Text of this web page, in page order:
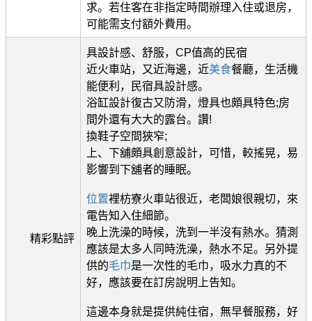
求。若住客在非指定時間辦理入住或退房，
可能需支付額外費用。
精彩點評
具設計感、舒服，CP值高的民宿
近火車站，又近海邊，近美食餐廳，生活機
能便利，民宿具設計感。
浴缸設計復古又防滑，燈具也頗具特色;房
間外還有大大的露台。讚!
換鞋子空間狹窄;
上、下舖頗具創意設計，可惜，較搖晃，易
影響到下舖者的睡眠。
位置裡枋寮火車站很近，老闆娘很親切，來
電告知入住細節。
晚上洗澡的時候，洗到一半沒有熱水。猜測
應該是太多人同時洗澡，熱水不足。另外提
供的毛巾是一次性的毛巾，吸水力真的不
好，應該要在訂房說明上告知。
這邊本身就是提供純住宿，無早餐服務，好